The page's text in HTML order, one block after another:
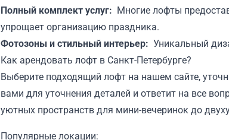
Полный комплект услуг: Многие лофты
упрощает организацию праздника.
Фотозоны и стильный интерьер: Уникальный
Как арендовать лофт в Санкт-Петербурге?
Выберите подходящий лофт на нашем сайте,
вами для уточнения деталей и ответит на все
уютных пространств для мини-вечеринок до
Популярные локации: